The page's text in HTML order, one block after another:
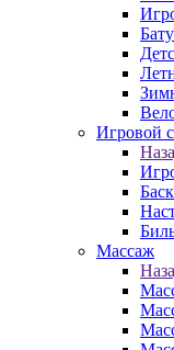
Игровой
Массаж